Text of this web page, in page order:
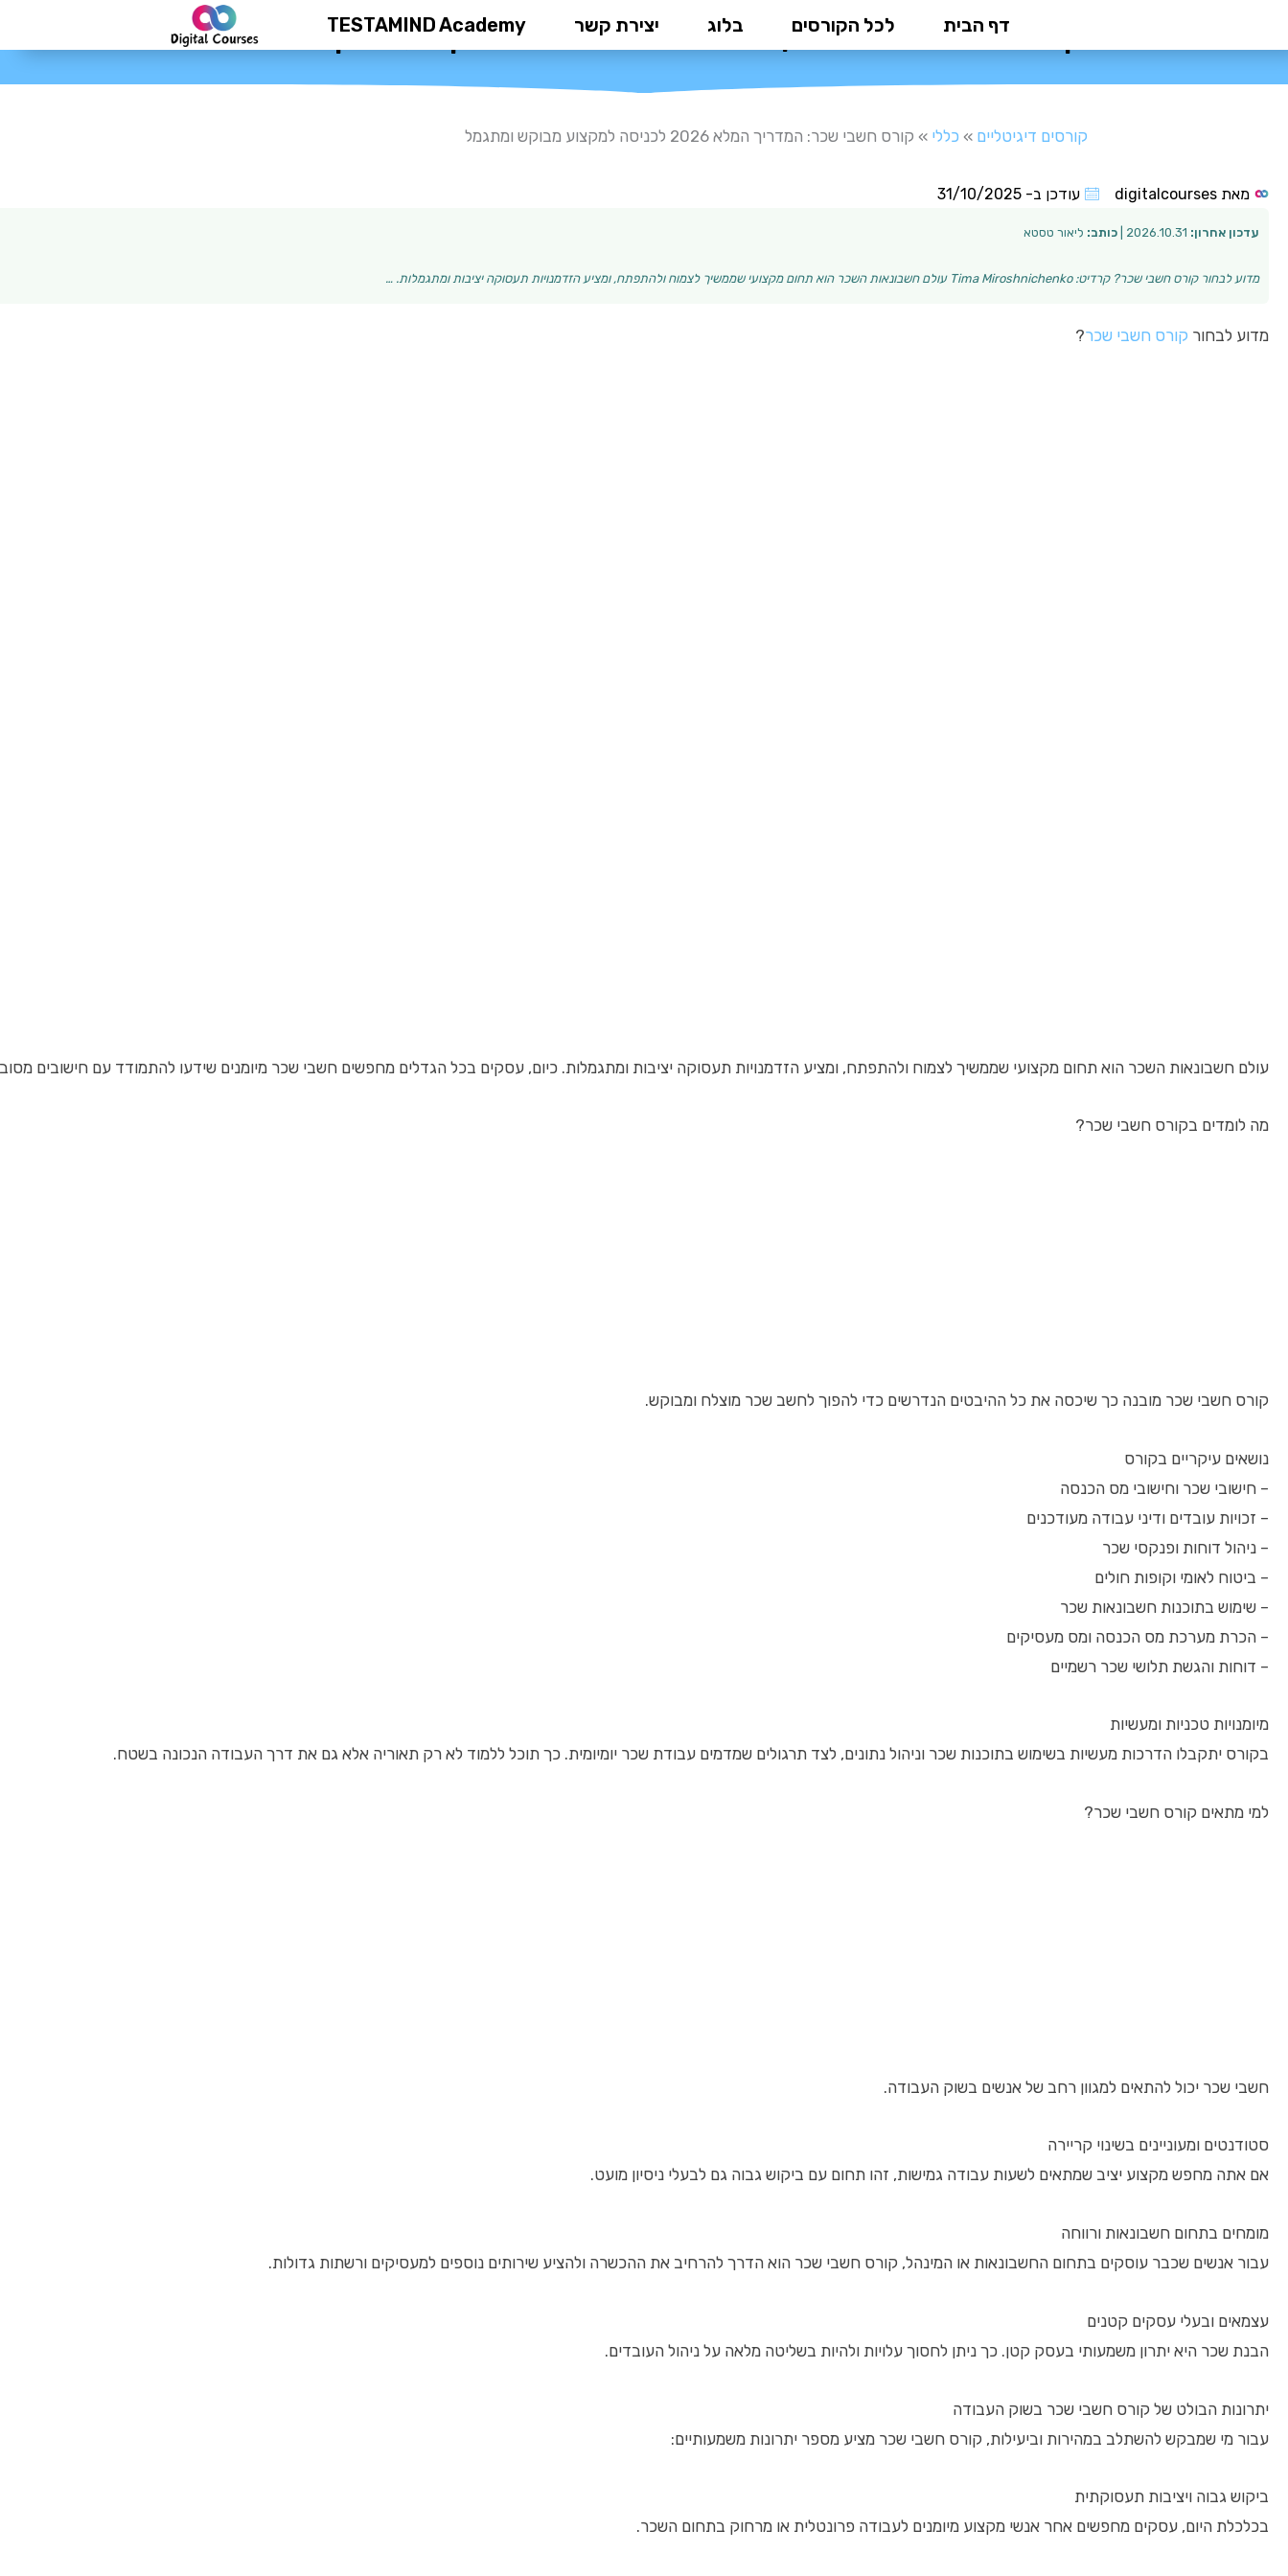
דף הבית לכל הקורסים בלוג יצירת קשר TESTAMIND Academy קורס חשבי שכר: המדריך המלא 2026 לכניסה למקצוע מבוקש ומתגמל
קורסים דיגיטליים » כללי » קורס חשבי שכר: המדריך המלא 2026 לכניסה למקצוע מבוקש ומתגמל
מאת עודכן ב- 31/10/2025
עדכון אחרון: כותב: ליאור טסטא
מדוע לבחור קורס חשבי שכר? קרדיט: Tima Miroshnichenko עולם חשבונאות השכר הוא תחום מקצועי שממשיך לצמוח ולהתפתח, ומציע הזדמנויות תעסוקה יציבות ומתגמלות. …
מדוע לבחור קורס חשבי שכר?
עולם חשבונאות השכר הוא תחום מקצועי שממשיך לצמוח ולהתפתח, ומציע הזדמנויות תעסוקה יציבות ומתגמלות. כיום, עסקים בכל הגדלים מחפשים חשבי שכר מיומנים שידעו להתמודד עם חישובים
מה לומדים בקורס חשבי שכר?
קורס חשבי שכר מובנה כך שיכסה את כל ההיבטים הנדרשים כדי להפוך לחשב שכר מוצלח ומבוקש.
נושאים עיקריים בקורס
– חישובי שכר וחישובי מס הכנסה
– זכויות עובדים ודיני עבודה מעודכנים
– ניהול דוחות ופנקסי שכר
– ביטוח לאומי וקופות חולים
– שימוש בתוכנות חשבונאות שכר
– הכרת מערכת מס הכנסה ומס מעסיקים
– דוחות והגשת תלושי שכר רשמיים
מיומנויות טכניות ומעשיות
בקורס יתקבלו הדרכות מעשיות בשימוש בתוכנות שכר וניהול נתונים, לצד תרגולים שמדמים עבודת שכר יומיומית. כך תוכל ללמוד לא רק תאוריה אלא גם את דרך העבודה הנכונה בשטח.
למי מתאים קורס חשבי שכר?
חשבי שכר יכול להתאים למגוון רחב של אנשים בשוק העבודה.
סטודנטים ומעוניינים בשינוי קריירה
אם אתה מחפש מקצוע יציב שמתאים לשעות עבודה גמישות, זהו תחום עם ביקוש גבוה גם לבעלי ניסיון מועט.
מומחים בתחום חשבונאות ורווחה
עבור אנשים שכבר עוסקים בתחום החשבונאות או המינהל, קורס חשבי שכר הוא הדרך להרחיב את ההכשרה ולהציע שירותים נוספים למעסיקים ורשתות גדולות.
עצמאים ובעלי עסקים קטנים
הבנת שכר היא יתרון משמעותי בעסק קטן. כך ניתן לחסוך עלויות ולהיות בשליטה מלאה על ניהול העובדים.
יתרונות הבולט של קורס חשבי שכר בשוק העבודה
עבור מי שמבקש להשתלב במהירות וביעילות, קורס חשבי שכר מציע מספר יתרונות משמעותיים:
ביקוש גבוה ויציבות תעסוקתית
בכלכלת היום, עסקים מחפשים אחר אנשי מקצוע מיומנים לעבודה פרונטלית או מרחוק בתחום השכר.